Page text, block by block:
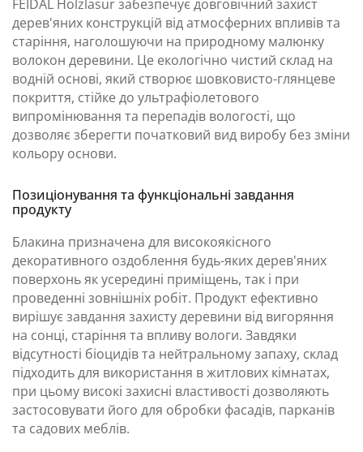
FEIDAL Holzlasur забезпечує довговічний захист
дерев'яних конструкцій від атмосферних впливів та
старіння, наголошуючи на природному малюнку
волокон деревини. Це екологічно чистий склад на
водній основі, який створює шовковисто-глянцеве
покриття, стійке до ультрафіолетового
випромінювання та перепадів вологості, що
дозволяє зберегти початковий вид виробу без зміни
кольору основи.
Позиціонування та функціональні завдання
продукту
Блакина призначена для високоякісного
декоративного оздоблення будь-яких дерев'яних
поверхонь як усередині приміщень, так і при
проведенні зовнішніх робіт. Продукт ефективно
вирішує завдання захисту деревини від вигоряння
на сонці, старіння та впливу вологи. Завдяки
відсутності біоцидів та нейтральному запаху, склад
підходить для використання в житлових кімнатах,
при цьому високі захисні властивості дозволяють
застосовувати його для обробки фасадів, парканів
та садових меблів.